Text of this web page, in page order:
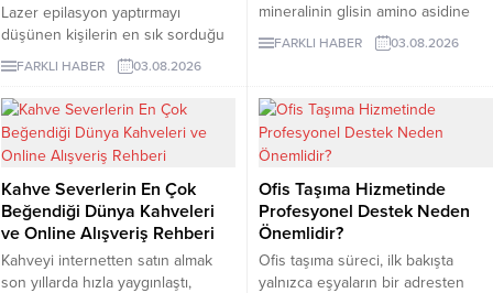
Lazer epilasyon yaptırmayı
düşünen kişilerin en sık sorduğu
konuların başında kaç seans
gerektiği gelir. Ancak bu soruya
herkes için geçerli tek bir sayı
vermek mümkün değildir. Cilt
rengi, kılın kalınlığı, uygulama
bölgesi ve hormonal özellikler
seans planını etkileyebilir. İzmir
lazer epilasyon seçenekleri
araştırılırken kısa sürede kesin
sonuç vadeden açıklamalarla
karşılaşılabilir....
FARKLI HABER 03.08.2026
mineralinin glisin amino asidine
bağlandığı bir takviye formudur.
Glisin, vücudun protein yapımında
ve burada minerali taşıyan bileşen
olarak görev yapar.
FARKLI HABER 03.08.2026
Kahve Severlerin En Çok
Beğendiği Dünya Kahveleri
ve Online Alışveriş Rehberi
Kahveyi internetten satın almak
son yıllarda hızla yaygınlaştı,
Ofis Taşıma Hizmetinde
Profesyonel Destek Neden
Önemlidir?
Ofis taşıma süreci, ilk bakışta
yalnızca eşyaların bir adresten